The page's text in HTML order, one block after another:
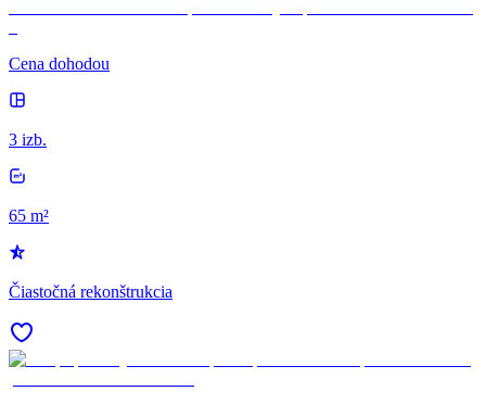
Cena dohodou
3 izb.
65 m²
Čiastočná rekonštrukcia